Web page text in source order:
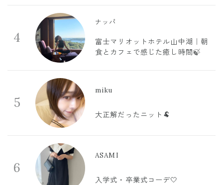
4
ナッパ
富士マリオットホテル山中湖｜朝
食とカフェで感じた癒し時間🍃
5
miku
大正解だったニット🐏
6
ASAMI
入学式・卒業式コーデ🤍